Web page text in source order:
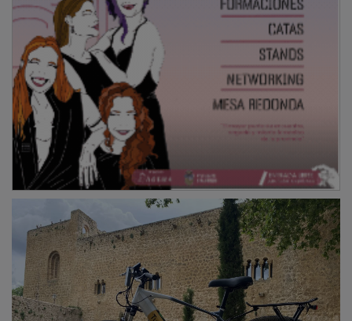
Reconocimiento a la innovación
Gracias a esta distinción, Turicleta
premio en metálico de 6.000 euros. Además, la
compañía tendrá acceso a un programa de
acompañamiento internacional, que incluye diversas
formaciones y conexiones con partners
internacionales durante varios días en Berlín, en
colaboración conESADE. Turicleta también tendrá la
oportunidad de participar en losInvestors Day
EmprendeXXI, unas jornadas durante las cuales podrá
mantener contacto con el ecosistema inversor y